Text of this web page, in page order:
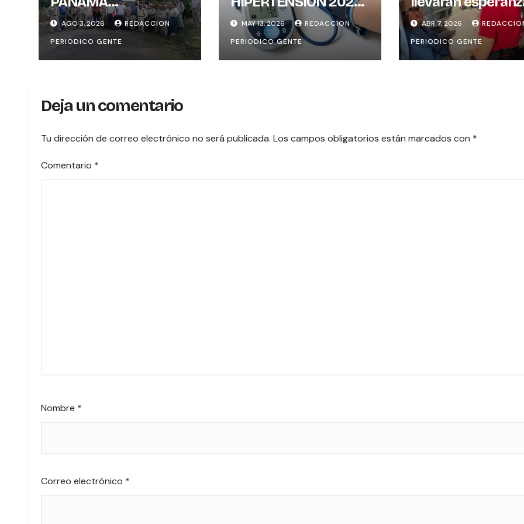
FORTALECEN
ACCIONES PARA
PREVENIR
ENFERMEDADES
VIVIENDAS
FUMIGADAS EN LA
ZONA FRONTERIZA
AGO 3, 2026
REDACCION
PERIODICO GENTE
¿SE MIDE
CORRECTAMENTE LA
PRESIÓN ARTERIAL?
CLAVES PARA EVITAR
MAY 13, 2026
REDACCION
PERIODICO GENTE
miles de
hospitales del
ABR 7, 2026
PERIODICO GENTE
Deja un comentario
Tu dirección de correo electrónico no será publicada. Los campos obligatorios están marcados con *
Comentario *
Nombre *
Correo electrónico *